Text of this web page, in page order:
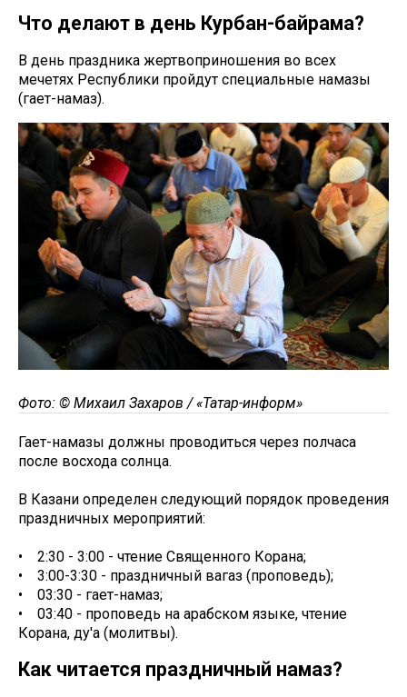
Что делают в день Курбан-байрама?
В день праздника жертвоприношения во всех
мечетях Республики пройдут специальные намазы
(гает-намаз).
Фото: © Михаил Захаров / «Татар-информ»
Гает-намазы должны проводиться через полчаса
после восхода солнца.
В Казани определен следующий порядок проведения
праздничных мероприятий:
• 2:30 - 3:00 - чтение Священного Корана;
• 3:00-3:30 - праздничный вагаз (проповедь);
• 03:30 - гает-намаз;
• 03:40 - проповедь на арабском языке, чтение
Корана, ду'а (молитвы).
Как читается праздничный намаз?